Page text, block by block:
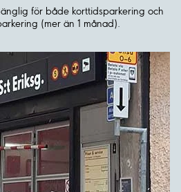
för både korttidsparkering och
(mer än 1 månad).